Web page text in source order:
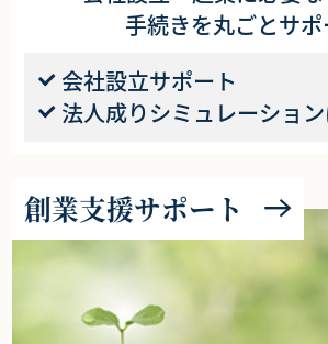
手続きを丸ごとサポ
会社設立サポート
法人成りシミュレーショ
創業支援サポート